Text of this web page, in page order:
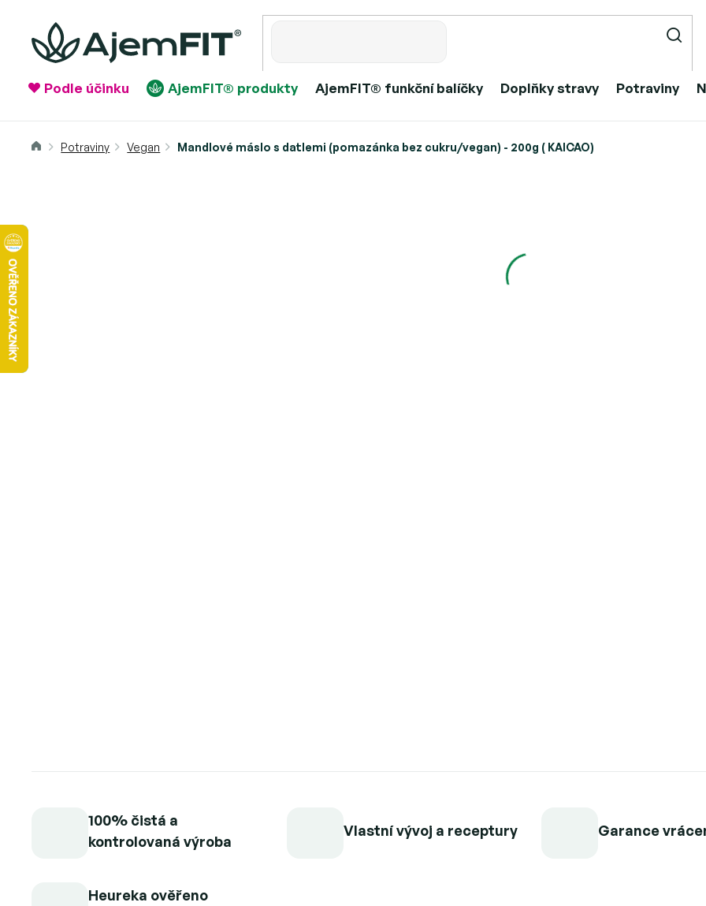
obsah
Podle účinku AjemFIT® produkty AjemFIT® funkční balíčky Doplňky stravy Potraviny
DomůPotraviny Vegan Mandlové máslo s datlemi (pomazánka bez cukru/vegan) - 200g ( KAICAO)
100% čistá a
kontrolovaná výroba
Vlastní vývoj a receptury Garance
Heureka ověřeno